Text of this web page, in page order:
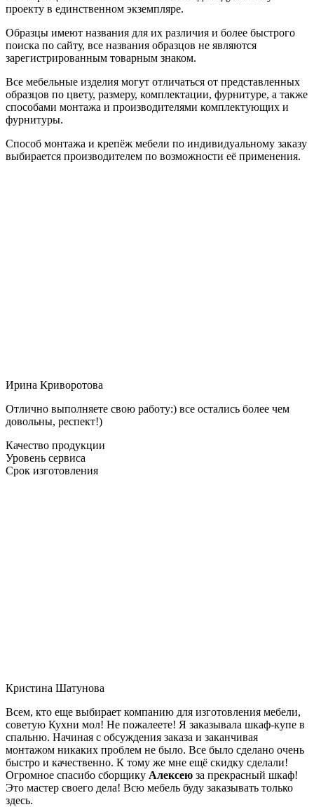
проекту в единственном экземпляре.
Образцы имеют названия для их различия и более быстрого
поиска по сайту, все названия образцов не являются
зарегистрированным товарным знаком.
Все мебельные изделия могут отличаться от представленных
образцов по цвету, размеру, комплектации, фурнитуре, а также
способами монтажа и производителями комплектующих и
фурнитуры.
Способ монтажа и крепёж мебели по индивидуальному заказу
выбирается производителем по возможности её применения.
Ирина Криворотова
Отлично выполняете свою работу:) все остались более чем
довольны, респект!)
Качество продукции
Уровень сервиса
Срок изготовления
Кристина Шатунова
Всем, кто еще выбирает компанию для изготовления мебели,
советую Кухни мол! Не пожалеете! Я заказывала шкаф-купе в
спальню. Начиная с обсуждения заказа и заканчивая
монтажом никаких проблем не было. Все было сделано очень
быстро и качественно. К тому же мне ещё скидку сделали!
Огромное спасибо сборщику Алексею за прекрасный шкаф!
Это мастер своего дела! Всю мебель буду заказывать только
здесь.